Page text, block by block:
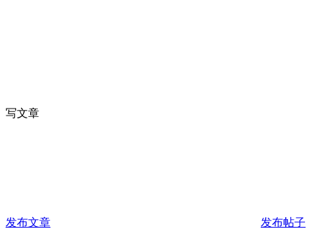
写文章
发布文章 发布帖子